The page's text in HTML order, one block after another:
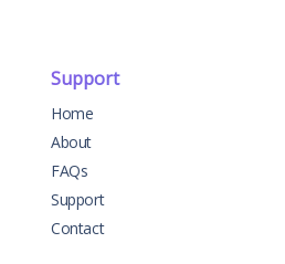
Support
Home
About
FAQs
Support
Contact